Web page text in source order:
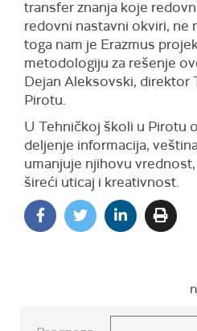
transfer znanja koje
redovni nastavni okviri, ne
toga nam je Erazmus
metodologiju za rešenje
Dejan Aleksovski, direktor
Pirotu.
U Tehničkoj školi u Pirotu
deljenje informacija,
umanjuje njihovu
šireći uticaj i kreativnost.